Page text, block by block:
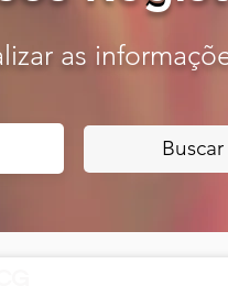
as
Buscar